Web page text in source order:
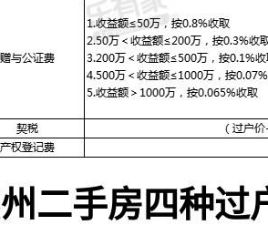
二手房四种